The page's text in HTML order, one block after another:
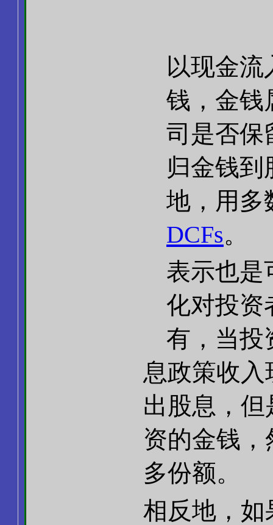
以现金流
钱，金钱
司是否保
归金钱到
地，用多
DCFs。
表示也是
化对投资
有，当投
息政策收
出股息，
资的金钱
多份额。
相反地，如